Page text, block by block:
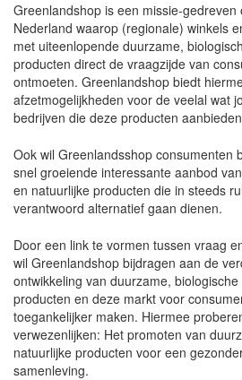
Greenlandshop is een missie-gedreven
Nederland waarop (regionale) winkels
met uiteenlopende duurzame,
producten direct de vraagzijde van
ontmoeten. Greenlandshop biedt
afzetmogelijkheden voor de veelal wat
bedrijven die deze producten
Ook wil Greenlandsshop consumenten
snel groeiende interessante aanbod
en natuurlijke producten die in steeds
verantwoord alternatief gaan dienen.
Door een link te vormen tussen vraag
wil Greenlandshop bijdragen aan de
ontwikkeling van duurzame,
producten en deze markt voor
toegankelijker maken. Hiermee
verwezenlijken: Het promoten van
natuurlijke producten voor een
samenleving.